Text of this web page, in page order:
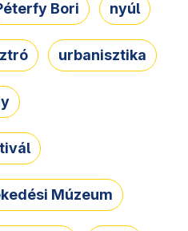
Bori nyúl
urbanisztika
Múzeum